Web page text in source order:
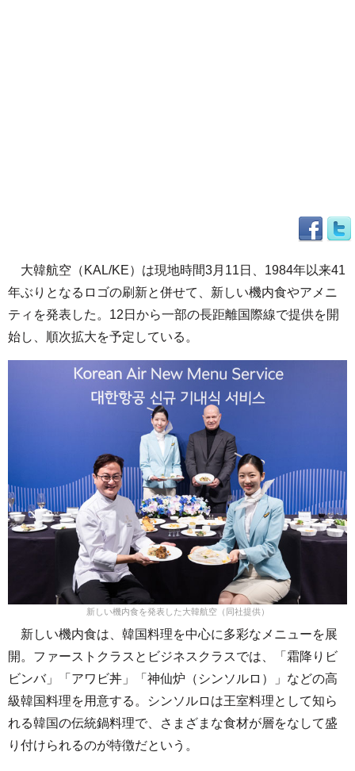
大韓航空（KAL/KE）は現地時間3月11日、1984年以来41
年ぶりとなるロゴの刷新と併せて、新しい機内食やアメニ
ティを発表した。12日から一部の長距離国際線で提供を開
始し、順次拡大を予定している。
新しい機内食を発表した大韓航空（同社提供）
新しい機内食は、韓国料理を中心に多彩なメニューを展
開。ファーストクラスとビジネスクラスでは、「霜降りビ
ビンバ」「アワビ丼」「神仙炉（シンソルロ）」などの高
級韓国料理を用意する。シンソルロは王室料理として知ら
れる韓国の伝統鍋料理で、さまざまな食材が層をなして盛
り付けられるのが特徴だという。